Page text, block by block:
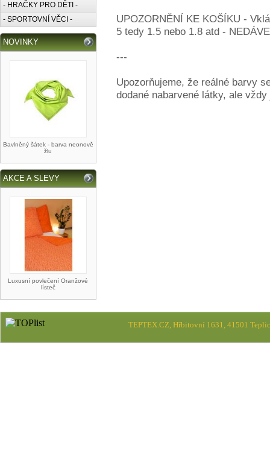
- HRAČKY PRO DĚTI -
- SPORTOVNÍ VĚCI -
NOVINKY
Bavlněný šátek - barva neonově
žlu
AKCE A SLEVY
Luxusní povlečení Oranžové
lísteč
UPOZORNĚNÍ KE KOŠÍKU -
5 tedy 1.5 nebo 1.8 atd -
---
Upozorňujeme, že reálné barvy
dodané nabarvené látky, ale
TEPTEX.CZ, Hřbitovní 1631, 41501